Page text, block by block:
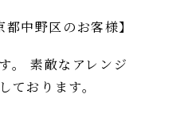
都中野区のお客様】
。 素敵なアレンジ
ております。